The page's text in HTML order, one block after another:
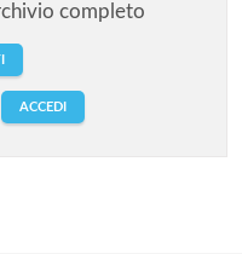
completo
ACCEDI